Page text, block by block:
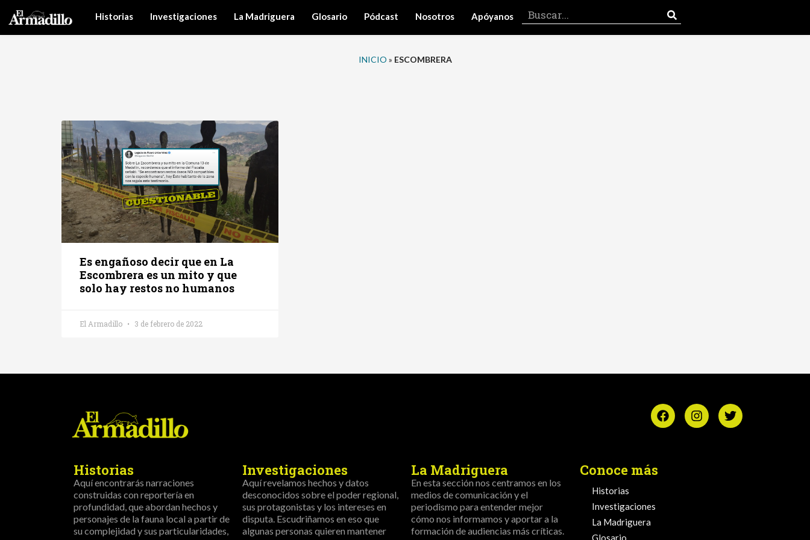
Historias Investigaciones La Madriguera Glosario Pódcast Nosotros Apóyanos
INICIO » ESCOMBRERA
Es engañoso decir que en La
Escombrera es un mito y que
solo hay restos no humanos
El Armadillo 3 de febrero de 2022
Historias
Aquí encontrarás narraciones
construidas con reportería en
profundidad, que abordan hechos y
personajes de la fauna local a partir de
su complejidad y sus particularidades,
Investigaciones
Aquí revelamos hechos y datos
desconocidos sobre el poder regional,
sus protagonistas y los intereses en
disputa. Escudriñamos en eso que
algunas personas quieren mantener
La Madriguera
En esta sección nos centramos en los
medios de comunicación y el
periodismo para entender mejor
cómo nos informamos y aportar a la
formación de audiencias más críticas.
Conoce más
Historias
Investigaciones
La Madriguera
Glosario